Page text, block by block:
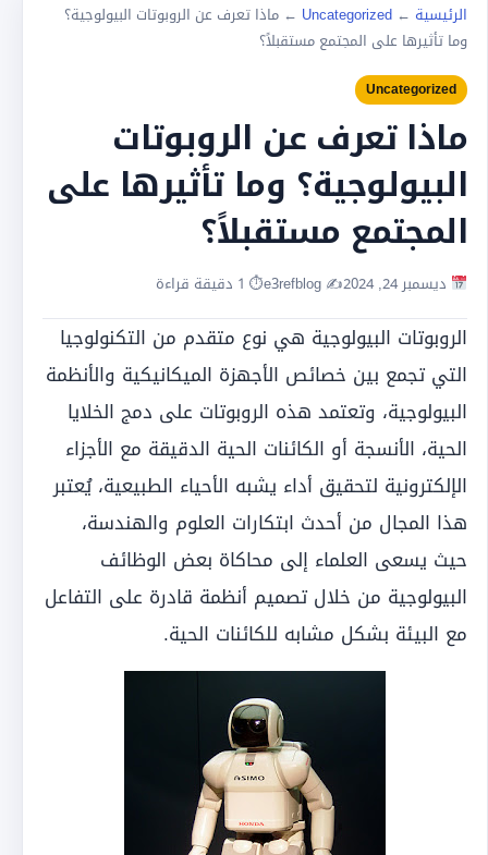
الرئيسية ←
Uncategorized
← ماذا تعرف عن الروبوتات البيولوجية؟
وما تأثيرها على المجتمع مستقبلاً؟
Uncategorized
ماذا تعرف عن الروبوتات
البيولوجية؟ وما تأثيرها على
المجتمع مستقبلاً؟
ديسمبر 24, 2024 ✍️ e3refblog ⏱ 1 دقيقة قراءة
الروبوتات البيولوجية هي نوع متقدم من التكنولوجيا
التي تجمع بين خصائص الأجهزة الميكانيكية والأنظمة
البيولوجية، وتعتمد هذه الروبوتات على دمج الخلايا
الحية، الأنسجة أو الكائنات الحية الدقيقة مع الأجزاء
الإلكترونية لتحقيق أداء يشبه الأحياء الطبيعية، يُعتبر
هذا المجال من أحدث ابتكارات العلوم والهندسة،
حيث يسعى العلماء إلى محاكاة بعض الوظائف
البيولوجية من خلال تصميم أنظمة قادرة على التفاعل
مع البيئة بشكل مشابه للكائنات الحية.